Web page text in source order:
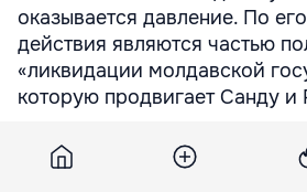
оказывается давление. По
действия являются частью
«ликвидации молдавской
которую продвигает Санду и